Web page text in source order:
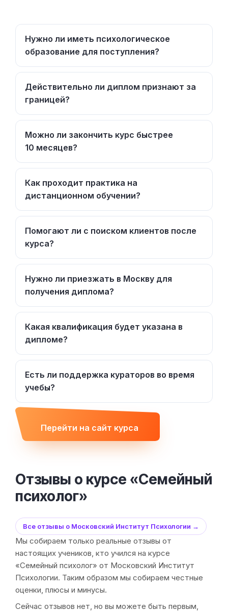
Нужно ли иметь психологическое
образование для поступления?
Действительно ли диплом признают за
границей?
Можно ли закончить курс быстрее
10 месяцев?
Как проходит практика на
дистанционном обучении?
Помогают ли с поиском клиентов после
курса?
Нужно ли приезжать в Москву для
получения диплома?
Какая квалификация будет указана в
дипломе?
Есть ли поддержка кураторов во время
учебы?
Перейти на сайт курса
Отзывы о курсе «Семейный
психолог»
Все отзывы о Московский Институт Психологии →
Мы собираем только реальные отзывы от
настоящих учеников, кто учился на курсе
«Семейный психолог» от Московский Институт
Психологии. Таким образом мы собираем честные
оценки, плюсы и минусы.
Сейчас отзывов нет, но вы можете быть первым,